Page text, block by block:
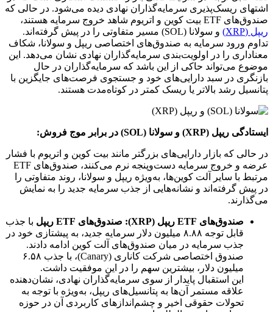
اشتهای ریسک‌پذیری سرمایه‌گذاران نهادی دیده می‌شود. در حالی که
صندوق‌های ETF بیت کوین و اتریوم شاهد خروج سرمایه هستند،
ریپل (XRP)
و سولانا (SOL) مسیر متفاوتی را در پیش گرفته‌اند.
تداوم ورود سرمایه به صندوق‌های اختصاصی ریپل و سولانا، شکاف
معناداری را در اولویت‌بندی سرمایه‌گذاران نهادی نشان می‌دهد. این
موضوع می‌تواند حاکی از این باشد که سرمایه‌گذاران در حال
بازنگری در سبد دارایی‌های خود و جستجوی فرصت‌های جایگزین با
پتانسیل رشد بالاتر یا ریسک کمتر در کوتاه‌مدت هستند.
ایستادگی ریپل (XRP) و سولانا (SOL) در برابر موج فروش:
در حالی که بازار دارایی‌های بزرگتر مانند بیت کوین و اتریوم با فشار
عرضه و خروج سرمایه دست‌وپنجه نرم می‌کنند، صندوق‌های ETF
مرتبط با سایر آلت کوین‌ها، به‌ویژه ریپل و سولانا، روند متفاوتی را
در پیش گرفته‌اند و نشانه‌هایی از جذب سرمایه جدید را به نمایش
می‌گذارند.
صندوق‌های ETF ریپل (XRP): صندوق‌های ETF ریپل
با جذب
قابل توجه ۸.۸۸ میلیون دلار سرمایه جدید، به پیشتازی خود در
جذب سرمایه در میان صندوق‌های آلت کوین ادامه دادند.
صندوق اختصاصی شرکت کاناری (Canary)، با جذب ۶.۵۸
میلیون دلار، بیشترین سهم را در این موفقیت داشت.
این استقبال پایدار از سوی سرمایه‌گذاران نهادی، نشان‌دهنده
علاقه مستمر آن‌ها به پتانسیل‌های ریپل، به‌ویژه با توجه به
تحولات حقوقی اخیر و چشم‌اندازهای کاربردی آن در حوزه